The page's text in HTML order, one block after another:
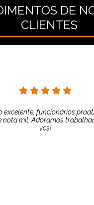
DE
CLIENTES
excelente, funcionários
nota mil. Adoramos
vcs!